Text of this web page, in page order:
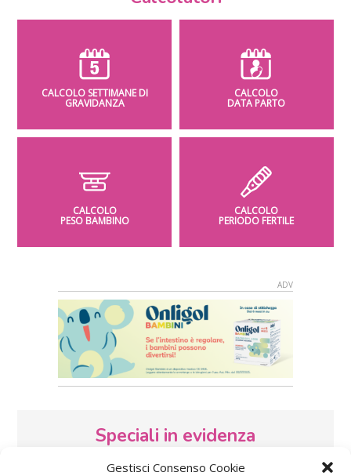
Gestisci Consenso Cookie
CALCOLO SETTIMANE DI
GRAVIDANZA
CALCOLO
DATA PARTO
CALCOLO
PESO BAMBINO
CALCOLO
PERIODO FERTILE
Speciali in evidenza